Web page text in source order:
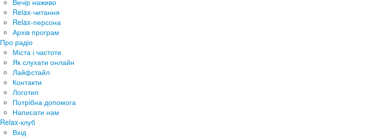
Relax-читання
Relax-персона
Архів програм
Про радіо
Міста і частоти
Як слухати онлайн
Лайфстайл
Контакти
Логотип
Потрібна допомога
Написати нам
Relax-клуб
Вхід